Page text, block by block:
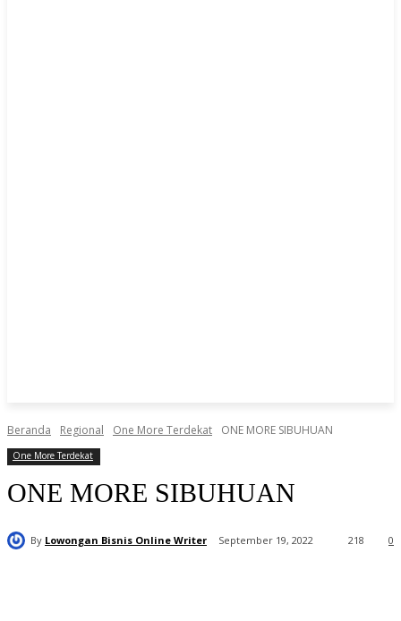
Beranda Regional One More Terdekat ONE MORE SIBUHUAN
One More Terdekat
ONE MORE SIBUHUAN
By Lowongan Bisnis Online Writer September 19, 2022 0
218